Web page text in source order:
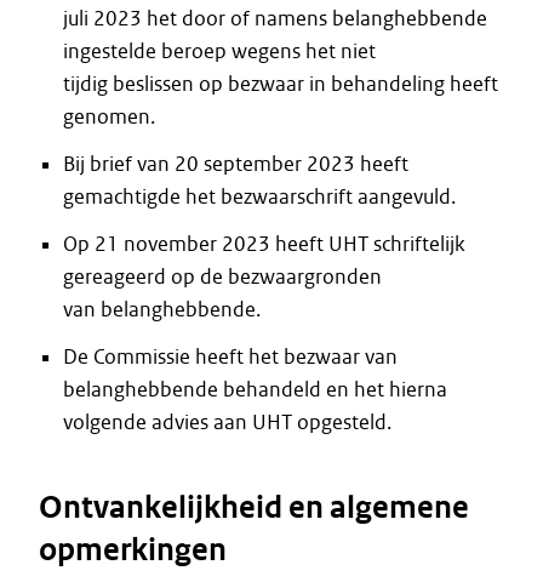
juli 2023 het door of namens belanghebbende
ingestelde beroep wegens het niet
tijdig beslissen op bezwaar in behandeling heeft
genomen.
Bij brief van 20 september 2023 heeft
gemachtigde het bezwaarschrift aangevuld.
Op 21 november 2023 heeft UHT schriftelijk
gereageerd op de bezwaargronden
van belanghebbende.
De Commissie heeft het bezwaar van
belanghebbende behandeld en het hierna
volgende advies aan UHT opgesteld.
Ontvankelijkheid en algemene
opmerkingen